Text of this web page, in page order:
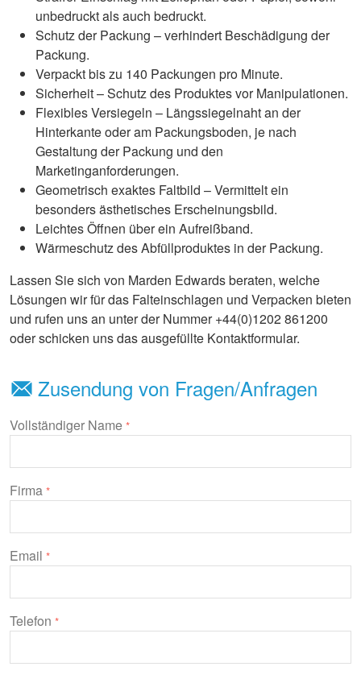
unbedruckt als auch bedruckt.
Schutz der Packung – verhindert Beschädigung der
Packung.
Verpackt bis zu 140 Packungen pro Minute.
Sicherheit – Schutz des Produktes vor Manipulationen.
Flexibles Versiegeln – Längssiegelnaht an der
Hinterkante oder am Packungsboden, je nach
Gestaltung der Packung und den
Marketinganforderungen.
Geometrisch exaktes Faltbild – Vermittelt ein
besonders ästhetisches Erscheinungsbild.
Leichtes Öffnen über ein Aufreißband.
Wärmeschutz des Abfüllproduktes in der Packung.
Lassen Sie sich von Marden Edwards beraten, welche
Lösungen wir für das Falteinschlagen und Verpacken bieten
und rufen uns an unter der Nummer +44(0)1202 861200
oder schicken uns das ausgefüllte Kontaktformular.
Zusendung von Fragen/Anfragen
Vollständiger Name *
Firma *
Email *
Telefon *